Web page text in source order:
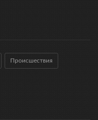
Происшествия